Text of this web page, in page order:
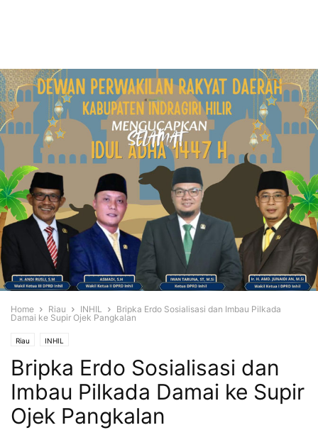
Home Riau INHIL
Bripka Erdo Sosialisasi dan Imbau Pilkada
Damai ke Supir Ojek Pangkalan
Riau INHIL
Bripka Erdo Sosialisasi dan
Imbau Pilkada Damai ke Supir
Ojek Pangkalan